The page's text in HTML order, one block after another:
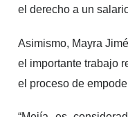
el derecho a un
Asimismo, Mayra
el importante trabajo
el proceso de